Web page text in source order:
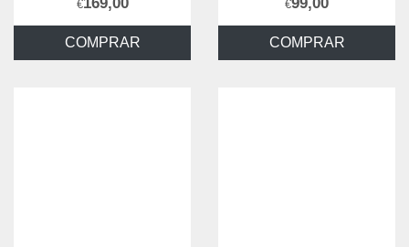
€
COMPRAR
€
COMPRAR